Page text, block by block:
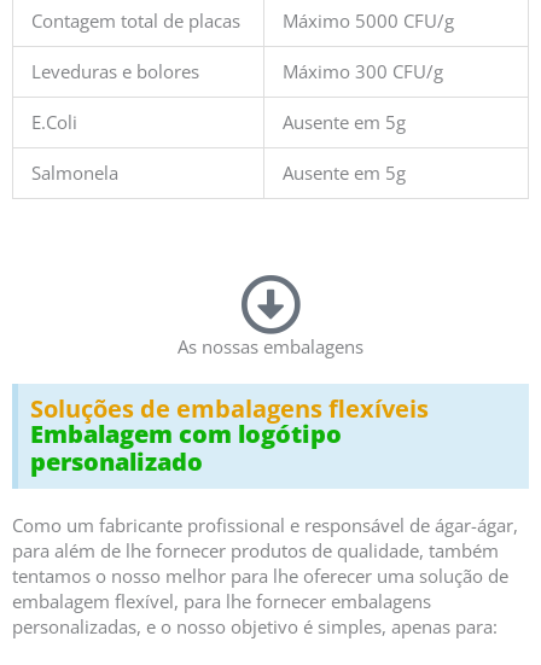
Contagem total de placas Máximo 5000 CFU/g
Leveduras e bolores Máximo 300 CFU/g
E.Coli Ausente em 5g
Salmonela Ausente em 5g
As nossas embalagens
Soluções de embalagens flexíveis
Embalagem com logótipo
personalizado
Como um fabricante profissional e responsável de ágar-ágar,
para além de lhe fornecer produtos de qualidade, também
tentamos o nosso melhor para lhe oferecer uma solução de
embalagem flexível, para lhe fornecer embalagens
personalizadas, e o nosso objetivo é simples, apenas para: